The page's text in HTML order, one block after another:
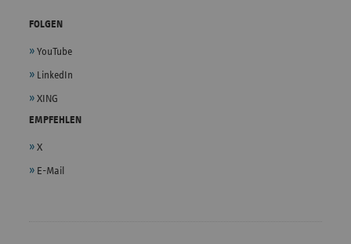
FOLGEN
YouTube
LinkedIn
XING
EMPFEHLEN
X
E-Mail